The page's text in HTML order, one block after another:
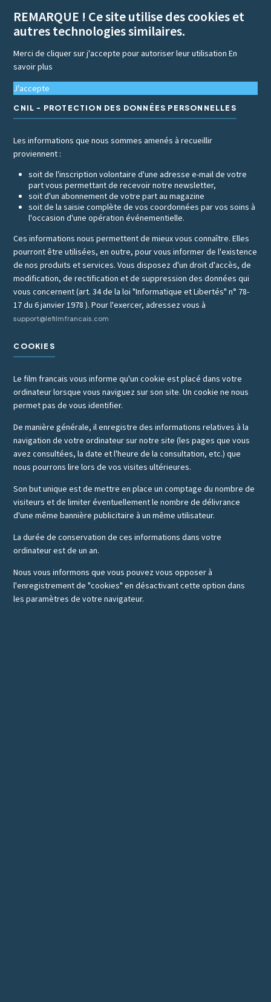
REMARQUE ! Ce site utilise des cookies et
autres technologies similaires.
Merci de cliquer sur j'accepte pour autoriser leur utilisationEn
savoir plus
J'accepte
CNIL - PROTECTION DES DONNÉES PERSONNELLES
Les informations que nous sommes amenés à recueillir
proviennent :
soit de l'inscription volontaire d'une adresse e-mail de votre
part vous permettant de recevoir notre newsletter,
soit d'un abonnement de votre part au magazine
soit de la saisie complète de vos coordonnées par vos soins à
l'occasion d'une opération événementielle.
Ces informations nous permettent de mieux vous connaître. Elles
pourront être utilisées, en outre, pour vous informer de l'existence
de nos produits et services. Vous disposez d'un droit d'accès, de
modification, de rectification et de suppression des données qui
vous concernent (art. 34 de la loi "Informatique et Libertés" n° 78-
17 du 6 janvier 1978 ). Pour l'exercer, adressez vous à
support@lefilmfrancais.com
COOKIES
Le film francais vous informe qu'un cookie est placé dans votre
ordinateur lorsque vous naviguez sur son site. Un cookie ne nous
permet pas de vous identifier.
De manière générale, il enregistre des informations relatives à la
navigation de votre ordinateur sur notre site (les pages que vous
avez consultées, la date et l'heure de la consultation, etc.) que
nous pourrons lire lors de vos visites ultérieures.
Son but unique est de mettre en place un comptage du nombre de
visiteurs et de limiter éventuellement le nombre de délivrance
d'une même bannière publicitaire à un même utilisateur.
La durée de conservation de ces informations dans votre
ordinateur est de un an.
Nous vous informons que vous pouvez vous opposer à
l'enregistrement de "cookies" en désactivant cette option dans
les paramètres de votre navigateur.